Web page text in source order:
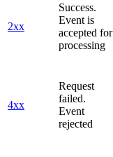
2xx
Success.
Event is
accepted for
processing
4xx
Request
failed.
Event
rejected